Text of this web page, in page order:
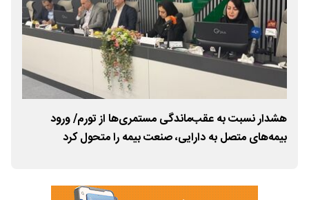
هشدار نسبت به عقب‌ماندگی مستمری‌ها از تورم/ ورود
بیمه‌های متصل به دارایی، صنعت بیمه را متحول کرد